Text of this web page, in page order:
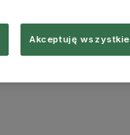
Akceptuję wszystkie